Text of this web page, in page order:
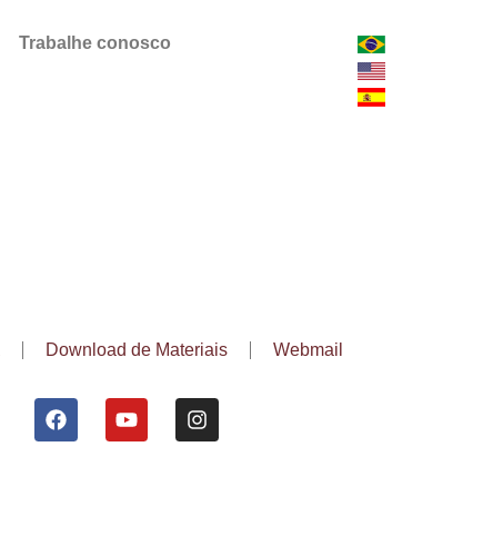
Trabalhe conosco
Download de Materiais Webmail